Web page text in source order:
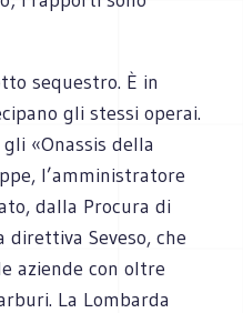
sequestro. È in
gli stessi operai.
«Onassis della
l’amministratore
dalla Procura di
direttiva Seveso, che
aziende con oltre
La Lombarda